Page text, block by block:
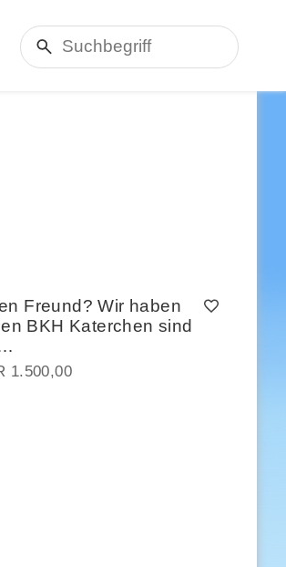
Freund? Wir haben
BKH Katerchen sind
1.500,00